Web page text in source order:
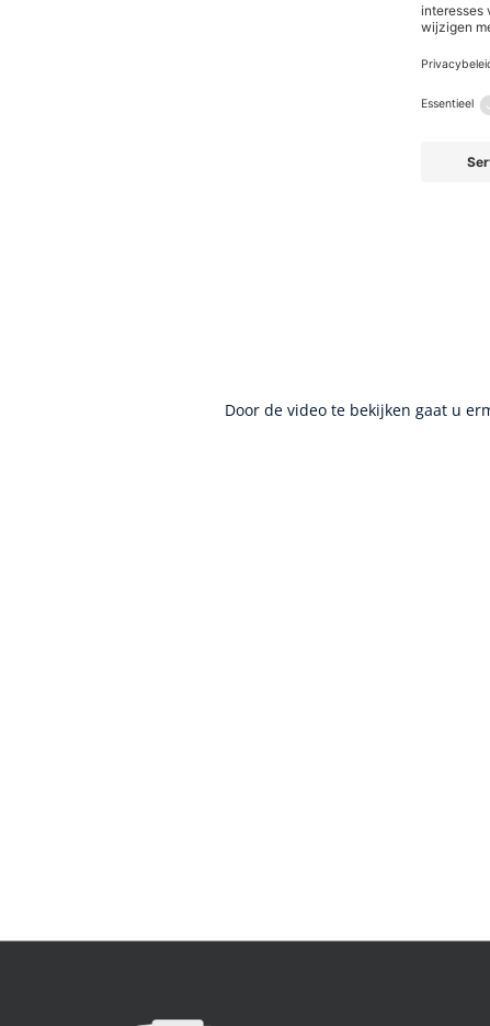
Door de video te bekijken gaat u